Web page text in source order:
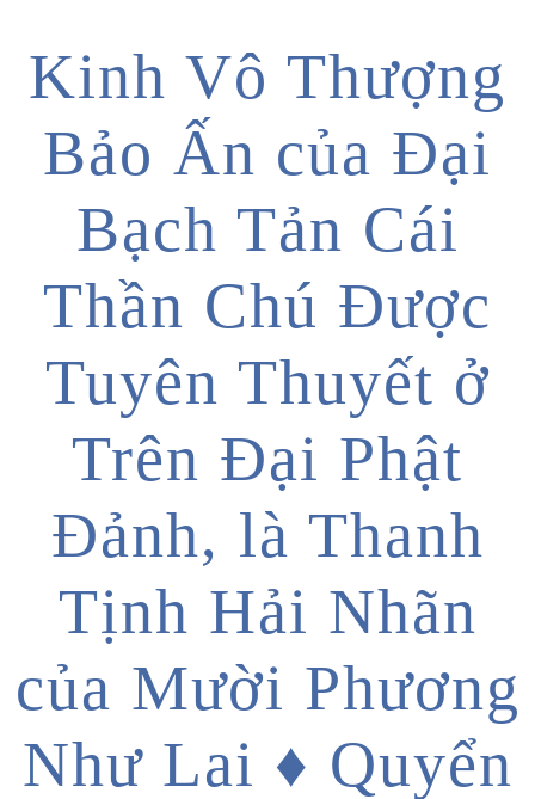
Kinh Vô Thượng
Bảo Ấn của Đại
Bạch Tản Cái
Thần Chú Được
Tuyên Thuyết ở
Trên Đại Phật
Đảnh, là Thanh
Tịnh Hải Nhãn
của Mười Phương
Như Lai ♦ Quyển